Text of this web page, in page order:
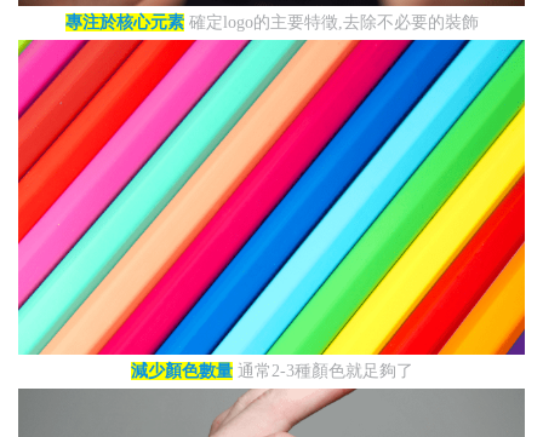
專注於核心元素確定logo的主要特徵,去除不必要的裝飾
減少顏色數量通常2-3種顏色就足夠了